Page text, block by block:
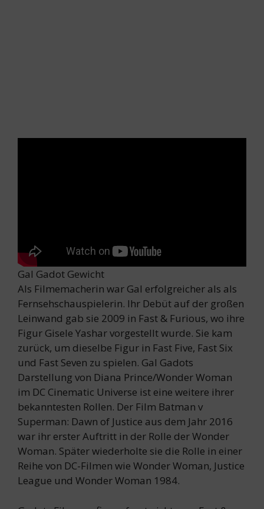
Gal Gadot Gewicht
Als Filmemacherin war Gal erfolgreicher als als
Fernsehschauspielerin. Ihr Debüt auf der großen
Leinwand gab sie 2009 in Fast & Furious, wo ihre
Figur Gisele Yashar vorgestellt wurde. Sie kam
zurück, um dieselbe Figur in Fast Five, Fast Six
und Fast Seven zu spielen. Gal Gadots
Darstellung von Diana Prince/Wonder Woman
im DC Cinematic Universe ist eine weitere ihrer
bekanntesten Rollen. Der Film Batman v
Superman: Dawn of Justice aus dem Jahr 2016
war ihr erster Auftritt in der Rolle der Wonder
Woman. Später wiederholte sie die Rolle in einer
Reihe von DC-Filmen wie Wonder Woman, Justice
League und Wonder Woman 1984.